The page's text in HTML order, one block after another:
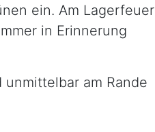
ein. Am Lagerfeuer
in Erinnerung
unmittelbar am Rande